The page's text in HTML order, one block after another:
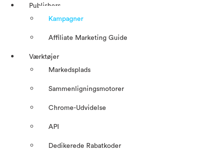
Publishers
Kampagner
Affiliate Marketing Guide
Værktøjer
Markedsplads
Sammenligningsmotorer
Chrome-Udvidelse
API
Dedikerede Rabatkoder